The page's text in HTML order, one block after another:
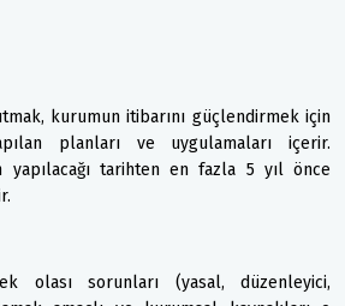
kurumun itibarını güçlendirmek için
planları ve uygulamaları içerir.
yapılacağı tarihten en fazla 5 yıl önce
olası sorunları (yasal, düzenleyici,